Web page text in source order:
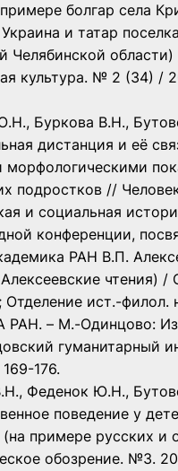
болгар села
и татар поселка
Челябинской
культура. № 2 (34) /
Буркова В.Н.,
дистанция и её
морфологическими
подростков //
и социальная
конференции,
РАН В.П.
чтения) /
Отделение ист.-филол.
РАН. – М.-Одинцово:
гуманитарный
176.
Феденок Ю.Н.,
поведение у
(на примере русских и
обозрение. №3.